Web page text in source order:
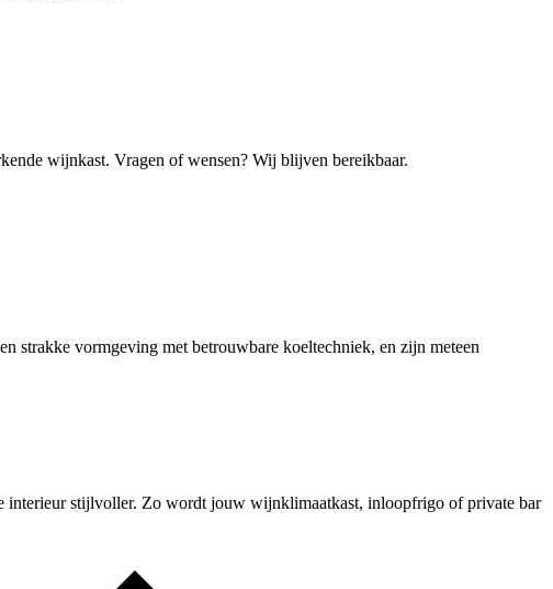
wijnkast. Vragen of wensen? Wij blijven bereikbaar.
strakke vormgeving met betrouwbare koeltechniek, en zijn meteen
interieur stijlvoller. Zo wordt jouw wijnklimaatkast, inloopfrigo of private bar